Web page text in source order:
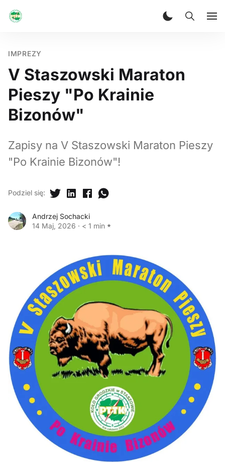
IMPREZY
V Staszowski Maraton
Pieszy "Po Krainie
Bizonów"
Zapisy na V Staszowski Maraton Pieszy
"Po Krainie Bizonów"!
Andrzej Sochacki
14 Maj, 2026 · < 1 min
Podziel się: